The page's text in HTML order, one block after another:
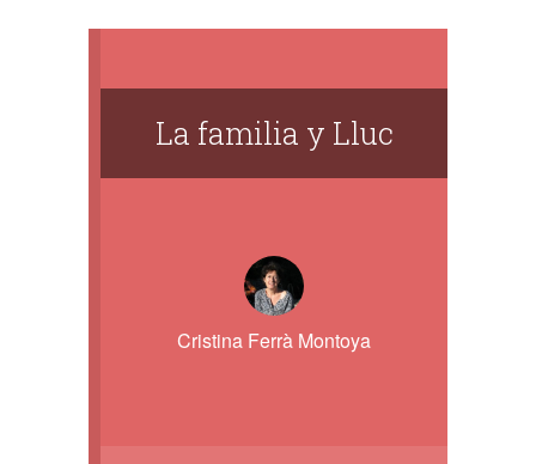
La familia y Lluc
Cristina Ferrà Montoya